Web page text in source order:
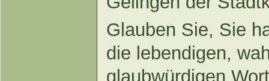
Glauben Sie, Sie
die lebendigen,
glaubwürdigen